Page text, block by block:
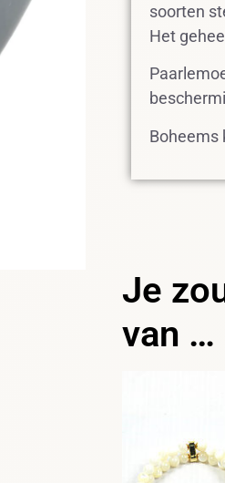
soorten
Het
Boheems
Je
van …